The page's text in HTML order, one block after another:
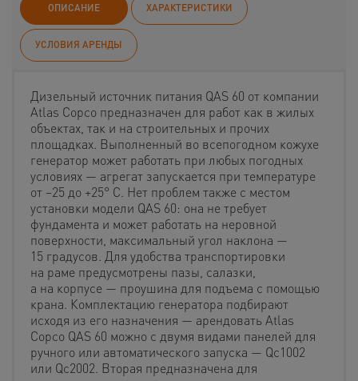
ОПИСАНИЕ ХАРАКТЕРИСТИКИ
УСЛОВИЯ АРЕНДЫ
Дизельный источник питания QAS 60 от компании
Atlas Copco предназначен для работ как в жилых
объектах, так и на строительных и прочих
площадках. Выполненный во всепогодном кожухе
генератор может работать при любых погодных
условиях — агрегат запускается при температуре
от −25 до +25° С. Нет проблем также с местом
установки модели QAS 60: она не требует
фундамента и может работать на неровной
поверхности, максимальный угол наклона —
15 градусов. Для удобства транспортировки
на раме предусмотрены пазы, салазки,
а на корпусе — проушина для подъема с помощью
крана. Комплектацию генератора подбирают
исходя из его назначения — арендовать Atlas
Copco QAS 60 можно с двумя видами панелей для
ручного или автоматического запуска — Qc1002
или Qc2002. Вторая предназначена для